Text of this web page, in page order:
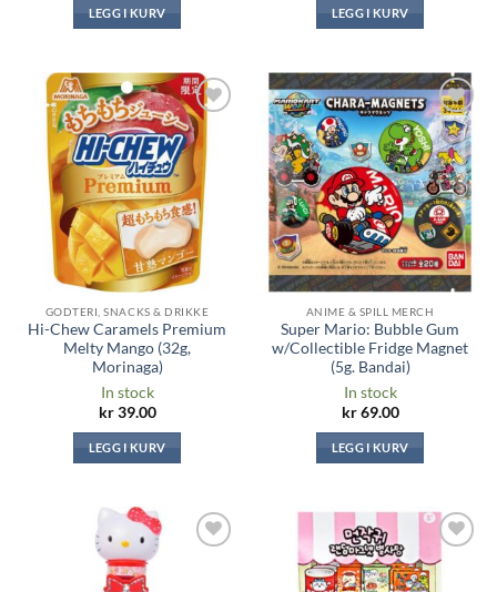
LEGG I KURV LEGG I KURV
Legg til i
ønskeliste
GODTERI, SNACKS & DRIKKE
Hi-Chew Caramels Premium
Melty Mango (32g,
Morinaga)
In stock
kr39.00
LEGG I KURV
Legg til i
ønskeliste
ANIME & SPILL MERCH
Super Mario: Bubble Gum
w/Collectible Fridge Magnet
(5g. Bandai)
In stock
kr69.00
LEGG I KURV
Legg til i
ønskeliste